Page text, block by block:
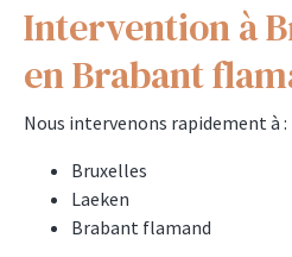
Intervention à
en Brabant
Nous intervenons rapidement à :
Bruxelles
Laeken
Brabant flamand